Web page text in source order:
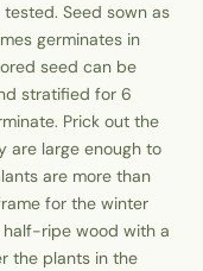
Seed sown as
germinates in
seed can be
stratified for 6
Prick out the
are large enough to
are more than
for the winter
ripe wood with a
the plants in the